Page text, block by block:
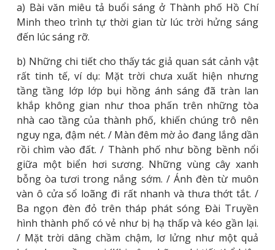
a) Bài văn miêu tả buổi sáng ở Thành phố Hồ Chí
Minh theo trình tự thời gian từ lúc trời hửng sáng
đến lúc sáng rỡ.
b) Những chi tiết cho thấy tác giả quan sát cảnh vật
rất tinh tế, ví dụ: Mặt trời chưa xuất hiện nhưng
tầng tầng lớp lớp bụi hồng ánh sáng đã tràn lan
khắp không gian như thoa phấn trên những tòa
nhà cao tầng của thành phố, khiến chúng trô nên
nguy nga, đậm nét. / Màn đêm mờ ảo đang lắng dần
rồi chìm vào đất. / Thành phố như bồng bềnh nổi
giữa một biển hơi sương. Những vùng cây xanh
bỗng òa tươi trong nắng sớm. / Ánh đèn từ muôn
vàn ô cửa sổ loãng đi rất nhanh và thưa thớt tắt. /
Ba ngọn đèn đỏ trên tháp phát sóng Đài Truyền
hình thành phố có vẻ như bị hạ thấp và kéo gần lại.
/ Mặt trời dâng chầm chậm, lơ lửng như một quả